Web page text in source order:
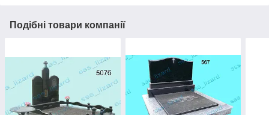
Подібні товари компанії